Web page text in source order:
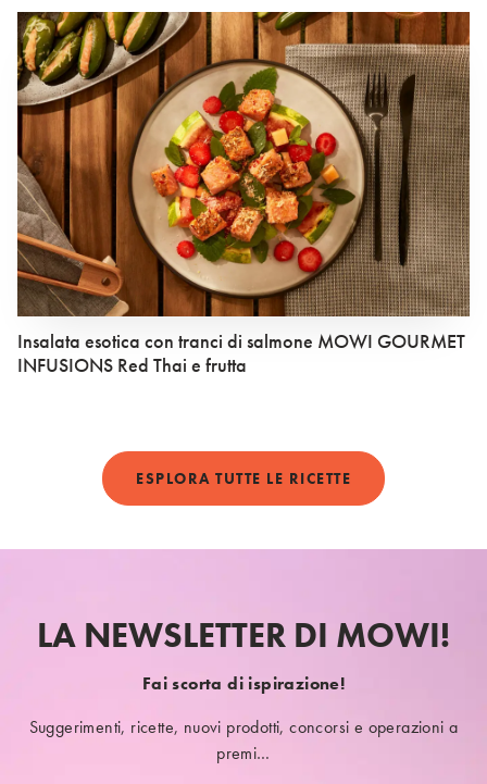
Insalata esotica con tranci di salmone MOWI GOURMET
INFUSIONS Red Thai e frutta
ESPLORA TUTTE LE RICETTE
LA NEWSLETTER DI MOWI!
Fai scorta di ispirazione!
Suggerimenti, ricette, nuovi prodotti, concorsi e operazioni a
premi…